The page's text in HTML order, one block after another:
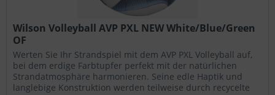
Wilson Volleyball AVP PXL NEW White/Blue/Green
OF
Werten Sie Ihr Strandspiel mit dem AVP PXL Volleyball auf,
bei dem erdige Farbtupfer perfekt mit der natürlichen
Strandatmosphäre harmonieren. Seine edle Haptik und
langlebige Konstruktion werden teilweise durch recycelte